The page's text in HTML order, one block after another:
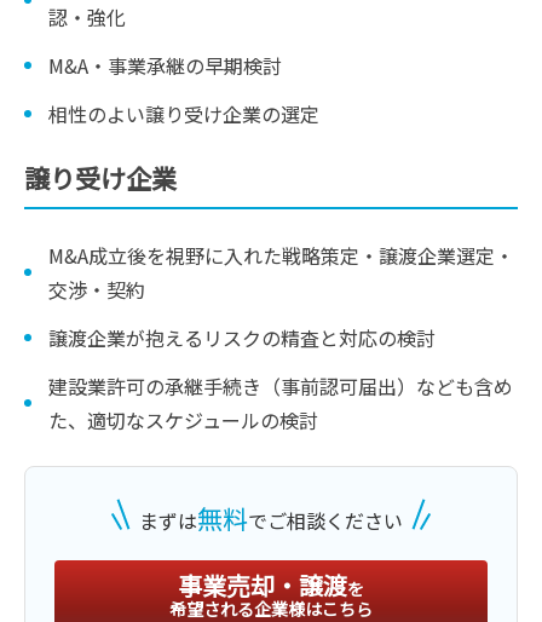
認・強化
M&A・事業承継の早期検討
相性のよい譲り受け企業の選定
譲り受け企業
M&A成立後を視野に入れた戦略策定・譲渡企業選定・
交渉・契約
譲渡企業が抱えるリスクの精査と対応の検討
建設業許可の承継手続き（事前認可届出）なども含め
た、適切なスケジュールの検討
まずは無料でご相談ください
事業売却・譲渡を
希望される企業様はこちら